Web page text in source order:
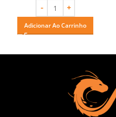
Adicionar Ao Carrinho